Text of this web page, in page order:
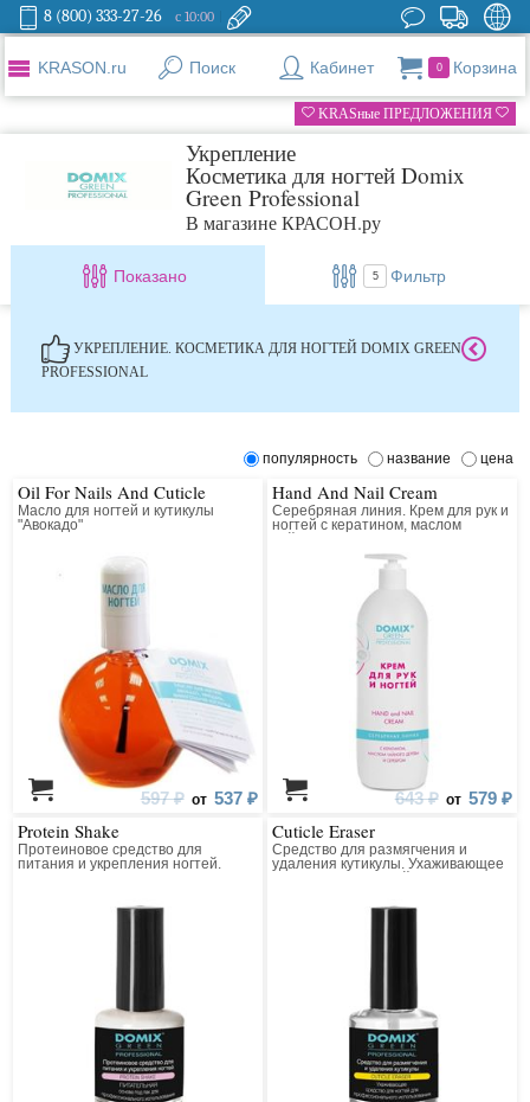
8 (800) 333-27-26 с 10:00
KRASON.ru Поиск Кабинет 0 Корзина
KRASные ПРЕДЛОЖЕНИЯ
Укрепление
Косметика для ногтей Domix
Green Professional
В магазине КРАСОН.ру
Показано 5 Фильтр
УКРЕПЛЕНИЕ. КОСМЕТИКА ДЛЯ НОГТЕЙ DOMIX GREEN
PROFESSIONAL
популярность название цена
Oil For Nails And Cuticle
Масло для ногтей и кутикулы
"Авокадо"
597 ₽ от 537 ₽
Hand And Nail Cream
Серебряная линия. Крем для рук и
ногтей с кератином, маслом
643 ₽ от 579 ₽
Protein Shake
Протеиновое средство для
питания и укрепления ногтей.
использования
Cuticle Eraser
Средство для размягчения и
удаления кутикулы. Ухаживающее
использования